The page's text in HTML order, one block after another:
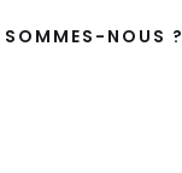
NOUS ?